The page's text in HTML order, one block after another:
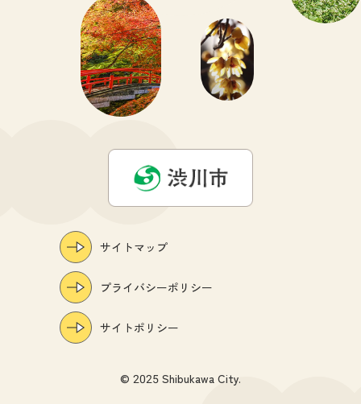
サイトマップ
プライバシーポリシー
サイトポリシー
© 2025 Shibukawa City.